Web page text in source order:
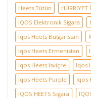
Heets Tütün
HÜRRİYET
IQOS Elektronik Sigara
Iqos Heets Bulgaristan
Iqos Heets Ermenistan
Iqos Heets Isviçre
Iqos
Iqos Heets Purple
Iqos
IQOS HEETS Sigara